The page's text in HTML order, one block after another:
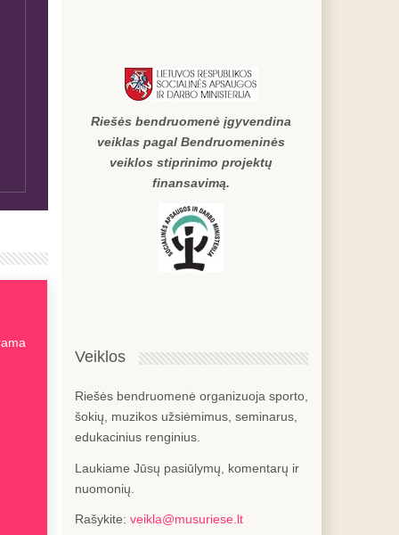
Riešės bendruomenė įgyvendina
veiklas pagal Bendruomeninės
veiklos stiprinimo projektų
finansavimą.
Veiklos
Riešės bendruomenė organizuoja sporto,
šokių, muzikos užsiėmimus, seminarus,
edukacinius renginius.
Laukiame Jūsų pasiūlymų, komentarų ir
nuomonių.
Rašykite: veikla@musuriese.lt